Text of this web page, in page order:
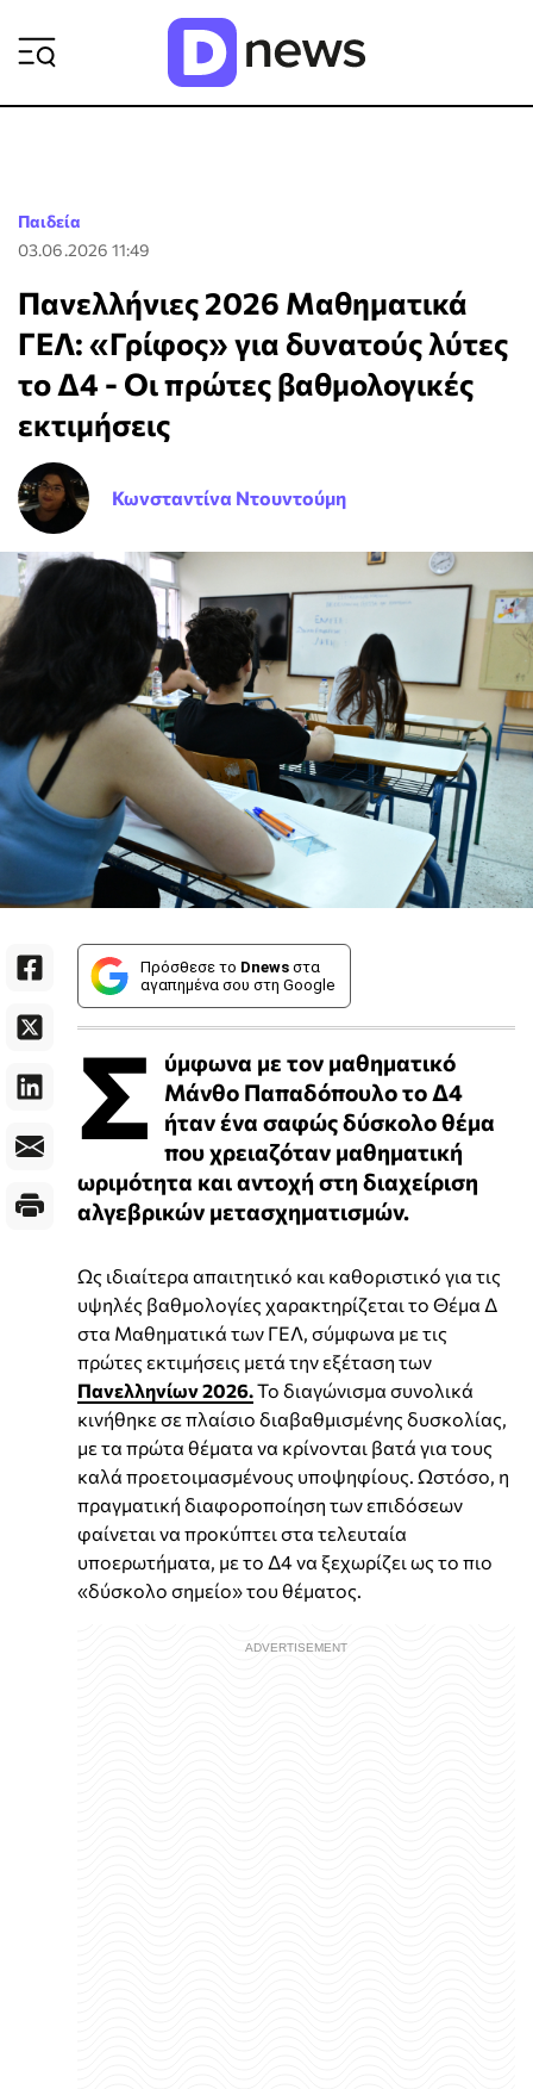
Παιδεία
03.06.2026 11:49
Πανελλήνιες 2026 Μαθηματικά
ΓΕΛ: «Γρίφος» για δυνατούς λύτες
το Δ4 - Οι πρώτες βαθμολογικές
εκτιμήσεις
Κωνσταντίνα Ντουντούμη
Πρόσθεσε το Dnews στα
αγαπημένα σου στη Google
Σ
ύμφωνα με τον μαθηματικό
Μάνθο Παπαδόπουλο το Δ4
ήταν ένα σαφώς δύσκολο θέμα
που χρειαζόταν μαθηματική
ωριμότητα και αντοχή στη διαχείριση
αλγεβρικών μετασχηματισμών.
Ως ιδιαίτερα απαιτητικό και καθοριστικό για τις
υψηλές βαθμολογίες χαρακτηρίζεται το Θέμα Δ
στα Μαθηματικά των ΓΕΛ, σύμφωνα με τις
πρώτες εκτιμήσεις μετά την εξέταση των
Πανελληνίων 2026. Το διαγώνισμα συνολικά
κινήθηκε σε πλαίσιο διαβαθμισμένης δυσκολίας,
με τα πρώτα θέματα να κρίνονται βατά για τους
καλά προετοιμασμένους υποψηφίους. Ωστόσο, η
πραγματική διαφοροποίηση των επιδόσεων
φαίνεται να προκύπτει στα τελευταία
υποερωτήματα, με το Δ4 να ξεχωρίζει ως το πιο
«δύσκολο σημείο» του θέματος.